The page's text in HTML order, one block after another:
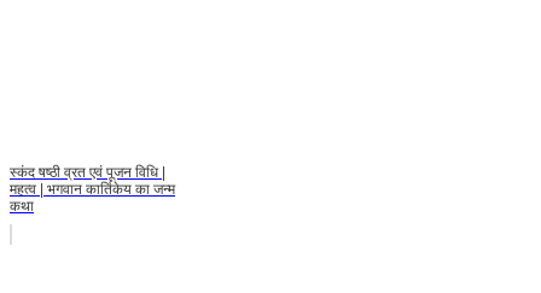
स्कंद षष्ठी व्रत एवं पूजन विधि |
महत्व | भगवान कार्तिकेय का जन्म
कथा